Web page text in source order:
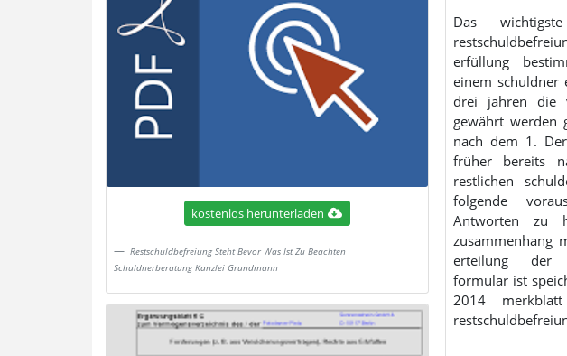
kostenlos herunterladen
Restschuldbefreiung Steht Bevor Was Ist Zu Beachten
Schuldnerberatung Kanzlei Grundmann
Das
erfüllung
einem schuldner
drei jahren die
gewährt werden
nach dem 1. Der schuldner kann jedoch noch
früher bereits
restlichen
folgende
Antworten zu
zusammenhang
erteilung der
formular ist
2014